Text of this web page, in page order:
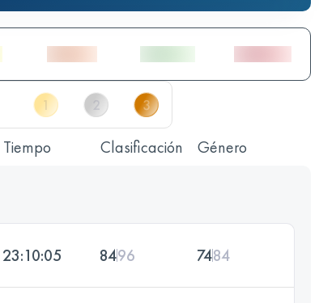
Tiempo Clasificación Género
23:10:05 8496 7484